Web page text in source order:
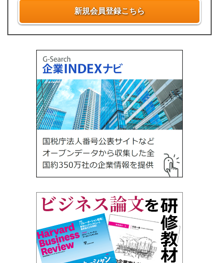
新規会員登録こちら